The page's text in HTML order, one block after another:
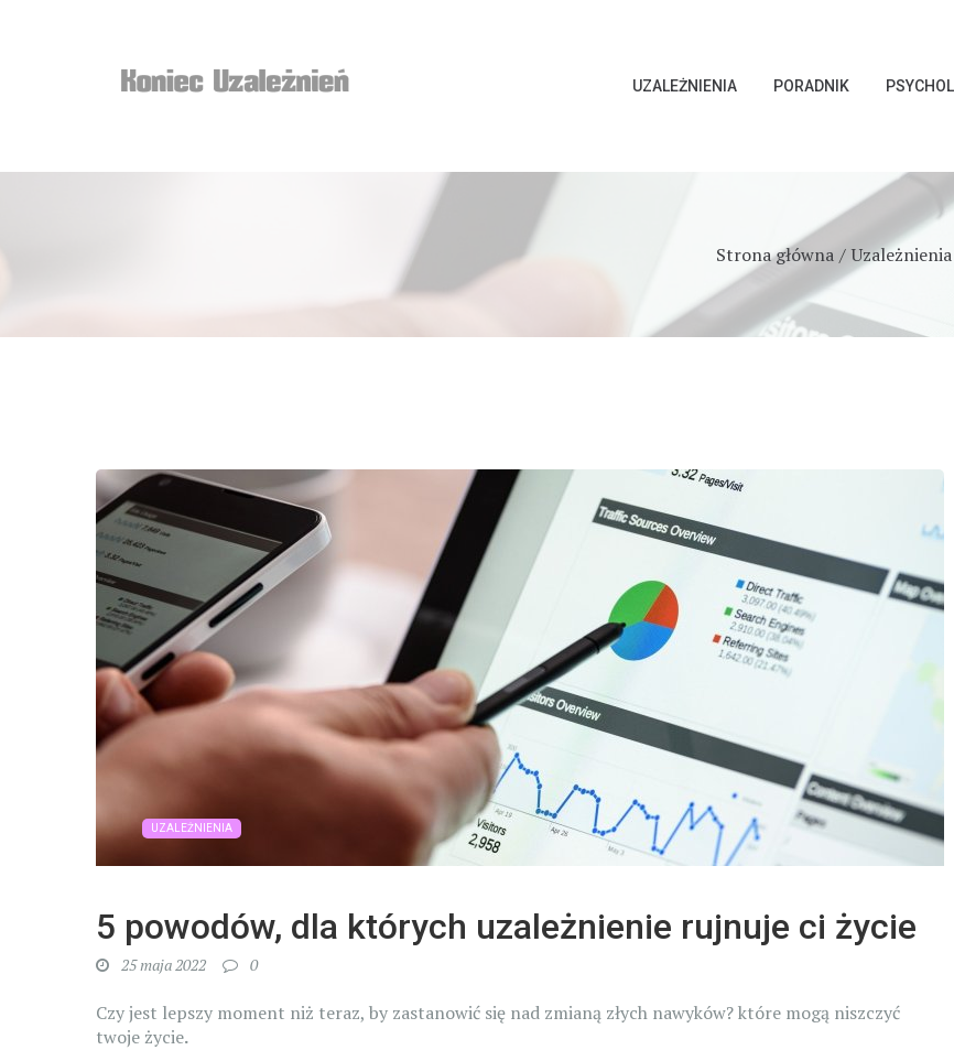
UZALEŻNIENIA PORADNIK
Strona główna Uzależnienia
UZALEŻNIENIA
5 powodów, dla których uzależnienie rujnuje ci życie
25 maja 2022 0
Czy jest lepszy moment niż teraz, by zastanowić się nad zmianą złych nawyków?które mogą niszczyć
twoje życie.